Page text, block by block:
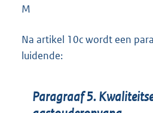
M
Na artikel 10c wordt een
luidende:
Paragraaf 5.